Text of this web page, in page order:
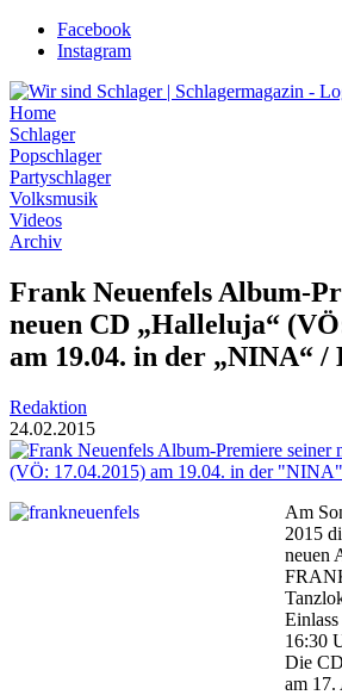
Zum
Inhalt
Facebook
Instagram
Home
Schlager
Popschlager
Partyschlager
Volksmusik
Videos
Archiv
Frank Neuenfels Album-
neuen CD „Halleluja“
am 19.04. in der „NINA“ /
Redaktion
24.02.2015
Am
2015
neuen
16:30
Die
am 17.